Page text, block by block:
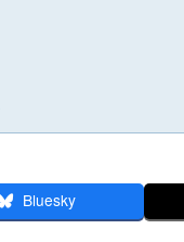
Bluesky